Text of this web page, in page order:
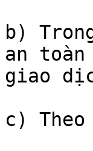
b)
an
giao
c) Theo